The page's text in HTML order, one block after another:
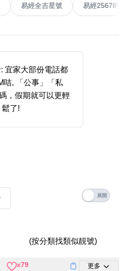
尾 9字頭 6字頭
無4字
生天延 全吉星(全號)
清除全部分類
易經六四卦象
風水號 易經全吉星號 易經
宜家大部份電話都
咭, 「公事」「私
，假期就可以更輕
鬆了!
(按分類找類似靚號)
x79 更多